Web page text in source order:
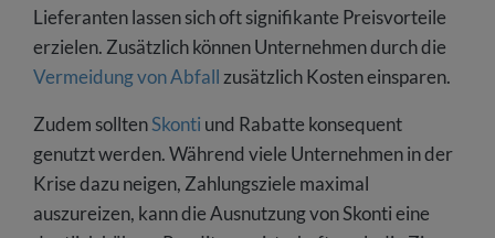
Lieferanten lassen sich oft signifikante Preisvorteile
erzielen. Zusätzlich können Unternehmen durch die
Vermeidung von Abfall zusätzlich Kosten einsparen.
Zudem solltenSkonti und Rabatte konsequent
genutzt werden. Während viele Unternehmen in der
Krise dazu neigen, Zahlungsziele maximal
auszureizen, kann die Ausnutzung von Skonti eine